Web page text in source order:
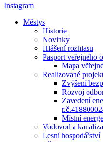
Instagram
Městys
Historie
Novinky
Hlášení rozhlasu
Pasport veřejného
Mapa
Realizované
Zvýšení
Rozvoj
Zavedení
Místní
Vodovod a
Lesní hospodářství